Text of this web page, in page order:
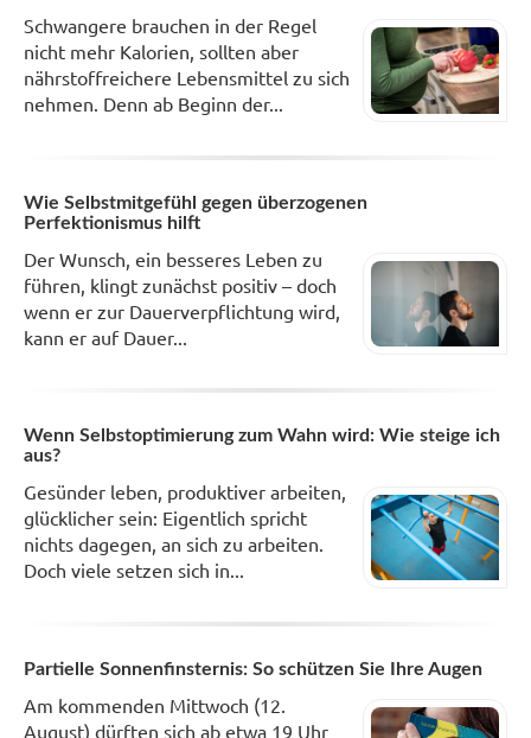
Schwangere brauchen in der Regel
nicht mehr Kalorien, sollten aber
nährstoffreichere Lebensmittel zu sich
nehmen. Denn ab Beginn der...
Wie Selbstmitgefühl gegen überzogenen
Perfektionismus hilft
Der Wunsch, ein besseres Leben zu
führen, klingt zunächst positiv – doch
wenn er zur Dauerverpflichtung wird,
kann er auf Dauer...
Wenn Selbstoptimierung zum Wahn wird: Wie steige ich
aus?
Gesünder leben, produktiver arbeiten,
glücklicher sein: Eigentlich spricht
nichts dagegen, an sich zu arbeiten.
Doch viele setzen sich in...
Partielle Sonnenfinsternis: So schützen Sie Ihre Augen
Am kommenden Mittwoch (12.
August) dürften sich ab etwa 19 Uhr